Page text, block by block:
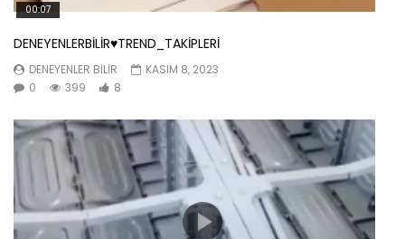
00:07
DENEYENLERBİLİR♥️TREND_TAKİPLERİ
DENEYENLER BILIR
KASIM 8, 2023
0
399 8